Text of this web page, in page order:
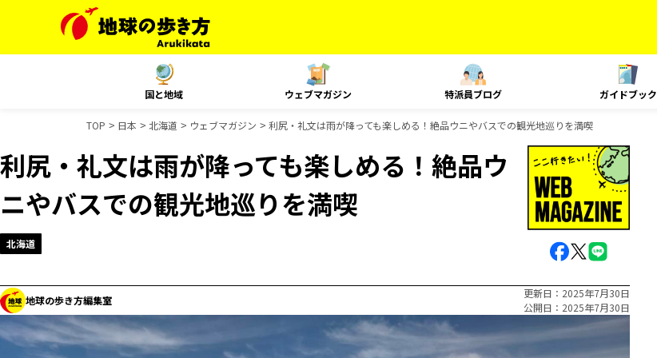
国と地域 ウェブマガジン 特派員ブログ ガイドブック
TOP 日本 北海道 ウェブマガジン 利尻・礼文は雨が降っても楽しめる！絶品ウニやバスでの観光地巡りを満喫
利尻・礼文は雨が降っても楽しめる！絶品ウ
ニやバスでの観光地巡りを満喫
北海道
地球の歩き方編集室
更新日
2025年7月30日
公開日
2025年7月30日